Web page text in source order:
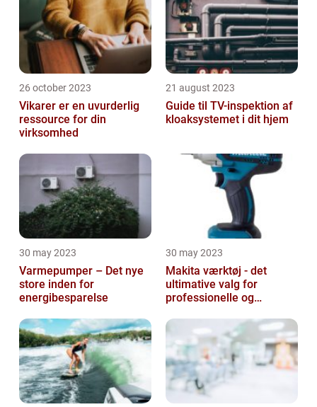
26 october 2023
Vikarer er en uvurderlig
ressource for din
virksomhed
21 august 2023
Guide til TV-inspektion af
kloaksystemet i dit hjem
30 may 2023
Varmepumper – Det nye
store inden for
energibesparelse
30 may 2023
Makita værktøj - det
ultimative valg for
professionelle og
selv'ere